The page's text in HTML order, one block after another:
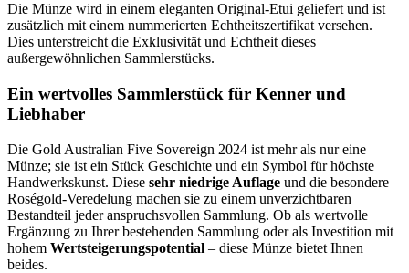
Die Münze wird in einem eleganten Original-Etui geliefert und ist
zusätzlich mit einem nummerierten Echtheitszertifikat versehen.
Dies unterstreicht die Exklusivität und Echtheit dieses
außergewöhnlichen Sammlerstücks.
Ein wertvolles Sammlerstück für Kenner und
Liebhaber
Die Gold Australian Five Sovereign 2024 ist mehr als nur eine
Münze; sie ist ein Stück Geschichte und ein Symbol für höchste
Handwerkskunst. Diese sehr niedrige Auflage und die besondere
Roségold-Veredelung machen sie zu einem unverzichtbaren
Bestandteil jeder anspruchsvollen Sammlung. Ob als wertvolle
Ergänzung zu Ihrer bestehenden Sammlung oder als Investition mit
hohem Wertsteigerungspotential – diese Münze bietet Ihnen
beides.